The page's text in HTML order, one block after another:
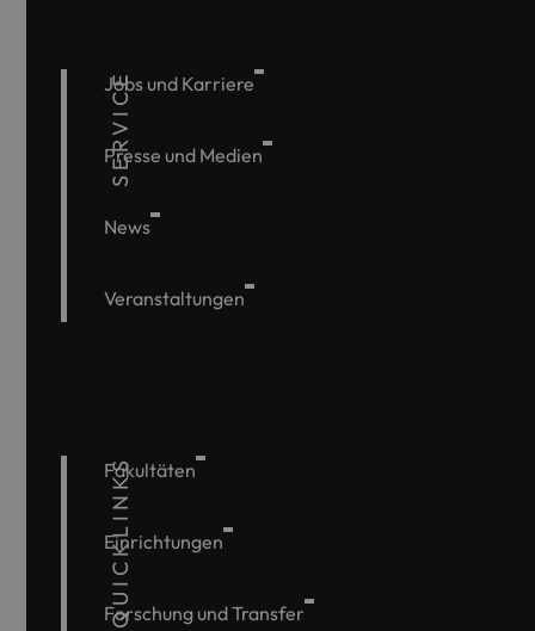
SERVICE
Jobs und Karriere
Presse und Medien
News
Veranstaltungen
QUICKLINKS
Fakultäten
Einrichtungen
Forschung und Transfer